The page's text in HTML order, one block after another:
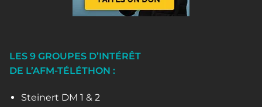
LES 9 GROUPES D’INTÉRÊT
DE L’AFM-TÉLÉTHON :
Steinert DM 1 & 2